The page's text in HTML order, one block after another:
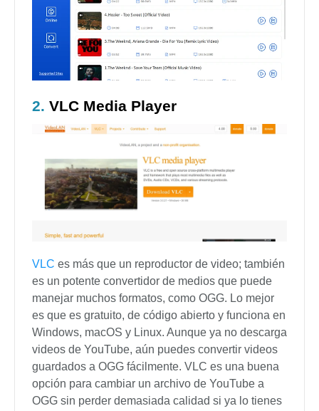
2. VLC Media Player
VLC es más que un reproductor de video; también
es un potente convertidor de medios que puede
manejar muchos formatos, como OGG. Lo mejor
es que es gratuito, de código abierto y funciona en
Windows, macOS y Linux. Aunque ya no descarga
videos de YouTube, aún puedes convertir videos
guardados a OGG fácilmente. VLC es una buena
opción para cambiar un archivo de YouTube a
OGG sin perder demasiada calidad si ya lo tienes